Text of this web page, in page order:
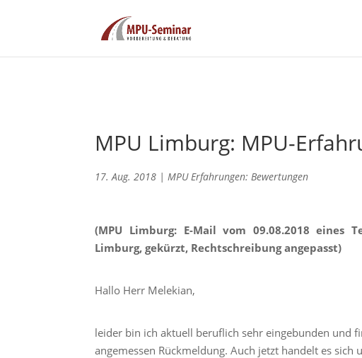
MPU Limburg: MPU-
17. Aug. 2018 |MPU Erfahrungen: Bewertungen
(MPU Limburg: E-Mail vom 09.08.2018 eines
Limburg, gekürzt, Rechtschreibung angepasst)
Hallo Herr Melekian,
leider bin ich aktuell beruflich sehr eingebunden und
angemessen Rückmeldung. Auch jetzt handelt es